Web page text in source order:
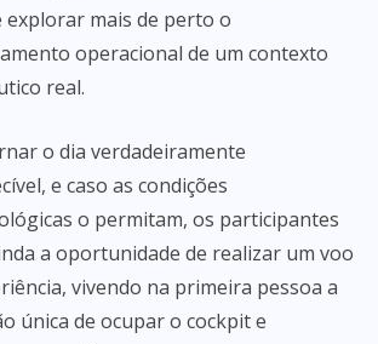
explorar mais de perto o
operacional de um contexto
real.
o dia verdadeiramente
e caso as condições
o permitam, os participantes
a oportunidade de realizar um voo
vivendo na primeira pessoa a
única de ocupar o cockpit e